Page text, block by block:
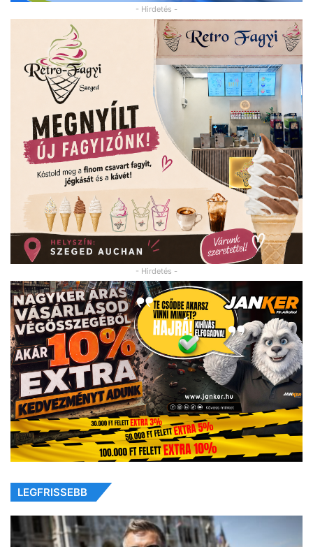
- Hirdetés -
- Hirdetés -
LEGFRISSEBB